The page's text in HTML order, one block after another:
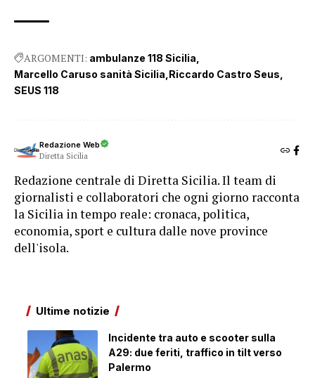
ARGOMENTI: ambulanze 118 Sicilia
Marcello Caruso sanità Sicilia Riccardo Castro Seus
SEUS 118
Redazione Web
Diretta Sicilia
Redazione centrale di Diretta Sicilia. Il team di
giornalisti e collaboratori che ogni giorno racconta
la Sicilia in tempo reale: cronaca, politica,
economia, sport e cultura dalle nove province
dell'isola.
Ultime notizie
Incidente tra auto e scooter sulla
A29: due feriti, traffico in tilt verso
Palermo